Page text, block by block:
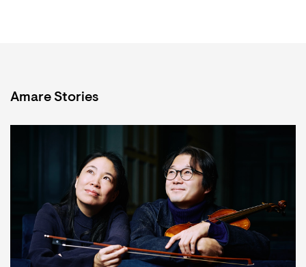
Amare Stories